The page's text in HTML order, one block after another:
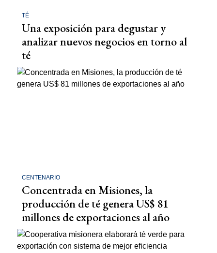
TÉ
Una exposición para degustar y
analizar nuevos negocios en torno al
té
CENTENARIO
Concentrada en Misiones, la
producción de té genera US$ 81
millones de exportaciones al año